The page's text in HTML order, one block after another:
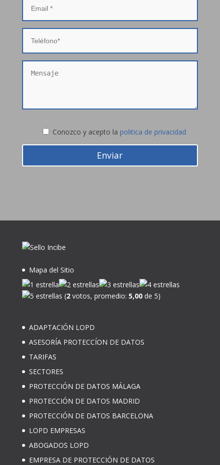
Conozco y acepto la politica de privacidad
Enviar
Mapa del Sitio
(2votos, promedio: 5,00de 5)
ADAPTACIÓN LOPD
ASESORÍA PROTECCÍON DE DATOS
TARIFAS
SECTORES
PROTECCIÓN DE DATOS MÁLAGA
PROTECCIÓN DE DATOS MADRID
PROTECCIÓN DE DATOS BARCELONA
LOPD EMPRESAS
ABOGADOS LOPD
EMPRESA DE PROTECCIÓN DE DATOS